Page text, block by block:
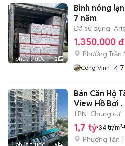
1 phút trước 2
Bình nóng
7 năm
Đã sử dụng
1.350.000 đ
Phường
Công Vinh 4.7
1 phút trước 6
Bán Căn Hộ
View Hồ Bơi .
1 PN Chung cư
1,7 tỷ 34 tr/m²
Phường Tân